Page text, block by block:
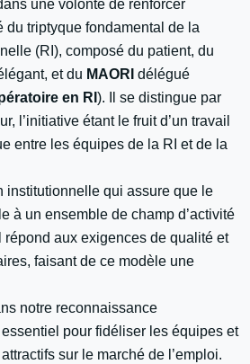
une volonté de renforcer
du triptyque fondamental de la
(RI), composé du patient, du
et du MAORI délégué
en RI ). Il se distingue par
l’initiative étant le fruit d’un travail
entre les équipes de la RI et de la
institutionnelle qui assure que le
à un ensemble de champ d’activité
répond aux exigences de qualité et
faisant de ce modèle une
notre reconnaissance
pour fidéliser les équipes et
sur le marché de l’emploi.